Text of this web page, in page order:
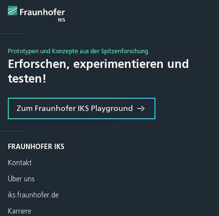
Prototypen und Konzepte aus der Spitzenforschung
Erforschen, experimentieren und
testen!
Zum Fraunhofer IKS Playground
FRAUNHOFER IKS
Kontakt
Über uns
iks.fraunhofer.de
Karriere